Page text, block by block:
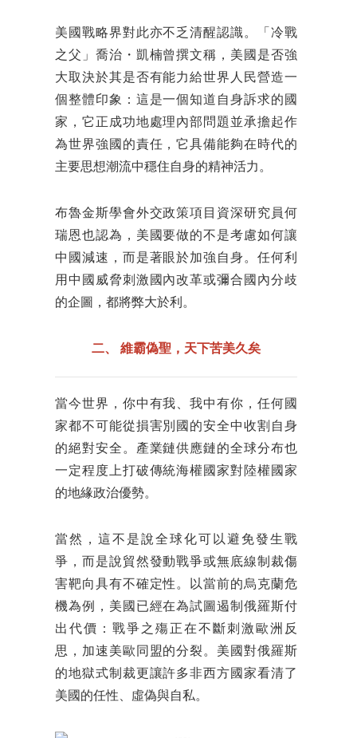
美國戰略界對此亦不乏清醒認識。「冷戰
之父」喬治・凱楠曾撰文稱，美國是否強
大取決於其是否有能力給世界人民營造一
個整體印象：這是一個知道自身訴求的國
家，它正成功地處理內部問題並承擔起作
為世界強國的責任，它具備能夠在時代的
主要思想潮流中穩住自身的精神活力。
布魯金斯學會外交政策項目資深研究員何
瑞恩也認為，美國要做的不是考慮如何讓
中國減速，而是著眼於加強自身。任何利
用中國威脅刺激國內改革或彌合國內分歧
的企圖，都將弊大於利。
二、 維霸偽聖，天下苦美久矣
當今世界，你中有我、我中有你，任何國
家都不可能從損害別國的安全中收割自身
的絕對安全。產業鏈供應鏈的全球分布也
一定程度上打破傳統海權國家對陸權國家
的地緣政治優勢。
當然，這不是說全球化可以避免發生戰
爭，而是說貿然發動戰爭或無底線制裁傷
害靶向具有不確定性。以當前的烏克蘭危
機為例，美國已經在為試圖遏制俄羅斯付
出代價：戰爭之殤正在不斷刺激歐洲反
思，加速美歐同盟的分裂。美國對俄羅斯
的地獄式制裁更讓許多非西方國家看清了
美國的任性、虛偽與自私。